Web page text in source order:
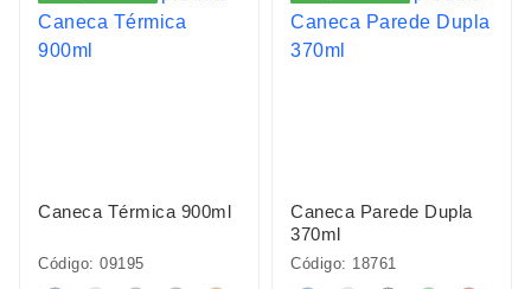
Caneca Térmica 900ml
Código: 09195
Caneca Parede Dupla
370ml
Código: 18761